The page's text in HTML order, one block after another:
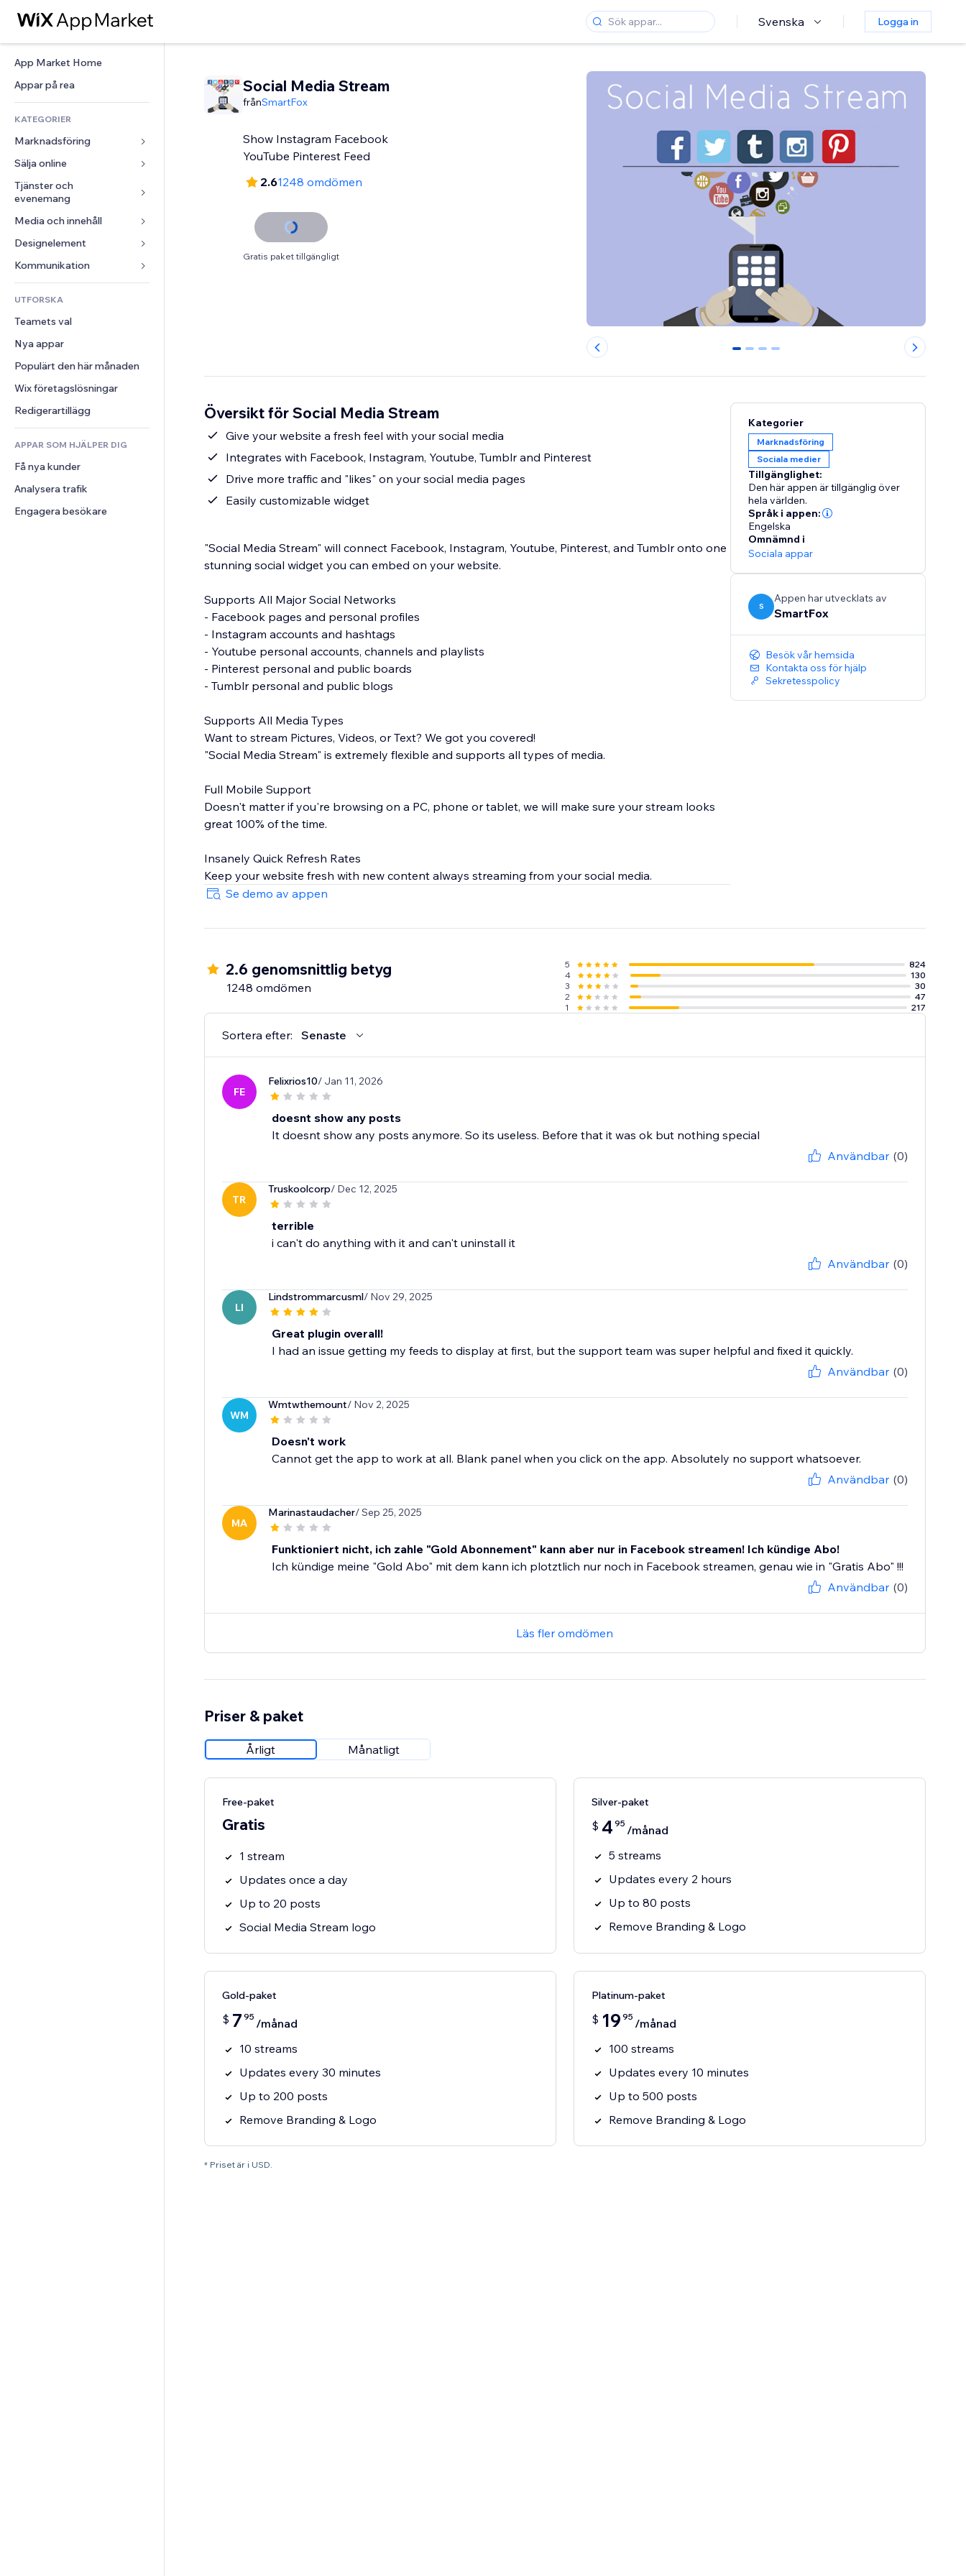
Svenska Logga in
App Market Home
Appar på rea
KATEGORIER
Marknadsföring
Annonser
Mobil
Statistik
Sociala medier
SEO
Interaktioner
Listningar
E-post
Konvertering
Sälja online
Appar för butiker
Frakt och leverans
Sälj-knappar
Onlinekurser
Beställtryck
Redovisning
Kuponger och lojalitet
Lagerlösningar
Dropshipping
Priser och abonnemang
Crowdfunding
Mat och dryck
Tjänster och
evenemang
Hotell
Evenemang
Restauranger
Fastigheter
Bokningar
Media och innehåll
Galleri
Musik
Podcasts
Fotografering
Video
PDF
Fildelning
Nyheter
Designelement
Kartor och navigering
Integritet och säkerhet
Klocka
Sidmallar
Bildeffekter
Knappar och menyer
Banners och märken
Kalkylatorer
Sök
Väder
Diagram och tabeller
Formulär
Undersökningar
Chatt
Kommentarer
Telefon
Community
Omdömen och recensioner
CRM
UTFORSKA
Teamets val
Nya appar
Populärt den här månaden
Wix företagslösningar
Redigerartillägg
APPAR SOM HJÄLPER DIG
Få nya kunder
Analysera trafik
Engagera besökare
Social Media Stream
frånSmartFox
Show Instagram Facebook
YouTube Pinterest Feed
2.61248 omdömen
Gratis paket tillgängligt
0 1 2 3
Översikt för Social Media Stream
Give your website a fresh feel with your social media
Integrates with Facebook, Instagram, Youtube, Tumblr and Pinterest
Drive more traffic and "likes" on your social media pages
Easily customizable widget
"Social Media Stream" will connect Facebook, Instagram, Youtube, Pinterest, and Tumblr onto one
stunning social widget you can embed on your website.
Supports All Major Social Networks
- Facebook pages and personal profiles
- Instagram accounts and hashtags
- Youtube personal accounts, channels and playlists
- Pinterest personal and public boards
- Tumblr personal and public blogs
Supports All Media Types
Want to stream Pictures, Videos, or Text? We got you covered!
"Social Media Stream" is extremely flexible and supports all types of media.
Full Mobile Support
Doesn't matter if you're browsing on a PC, phone or tablet, we will make sure your stream looks
great 100% of the time.
Insanely Quick Refresh Rates
Keep your website fresh with new content always streaming from your social media.
Se demo av appen
Kategorier
Marknadsföring
Sociala medier
Tillgänglighet:
Den här appen är tillgänglig över
hela världen.
Språk i appen:
Engelska
Omnämnd i
Sociala appar
S
Appen har utvecklats av
SmartFox
Besök vår hemsida
Kontakta oss för hjälp
Sekretesspolicy
2.6 genomsnittlig betyg
1248 omdömen
5
824
4
130
3
30
2
47
1
217
Sortera efter: Senaste
FE
Felixrios10/ Jan 11, 2026
doesnt show any posts
It doesnt show any posts anymore. So its useless. Before that it was ok but nothing special
Användbar (0)
TR
Truskoolcorp/ Dec 12, 2025
terrible
i can't do anything with it and can't uninstall it
Användbar (0)
LI
Lindstrommarcusml/ Nov 29, 2025
Great plugin overall!
I had an issue getting my feeds to display at first, but the support team was super helpful and fixed it quickly.
Användbar (0)
WM
Wmtwthemount/ Nov 2, 2025
Doesn't work
Cannot get the app to work at all. Blank panel when you click on the app. Absolutely no support whatsoever.
Användbar (0)
MA
Marinastaudacher/ Sep 25, 2025
Funktioniert nicht, ich zahle "Gold Abonnement" kann aber nur in Facebook streamen! Ich kündige Abo!
Ich kündige meine "Gold Abo" mit dem kann ich plotztlich nur noch in Facebook streamen, genau wie in "Gratis Abo" !!!
Användbar (0)
Läs fler omdömen
Priser & paket
Årligt Månatligt
Free-paket
Gratis
1 stream
Updates once a day
Up to 20 posts
Social Media Stream logo
Silver-paket
$ 4 95 /månad
5 streams
Updates every 2 hours
Up to 80 posts
Remove Branding & Logo
Gold-paket
$ 7 95 /månad
10 streams
Updates every 30 minutes
Up to 200 posts
Remove Branding & Logo
Platinum-paket
$ 19 95 /månad
100 streams
Updates every 10 minutes
Up to 500 posts
Remove Branding & Logo
* Priset är i USD.